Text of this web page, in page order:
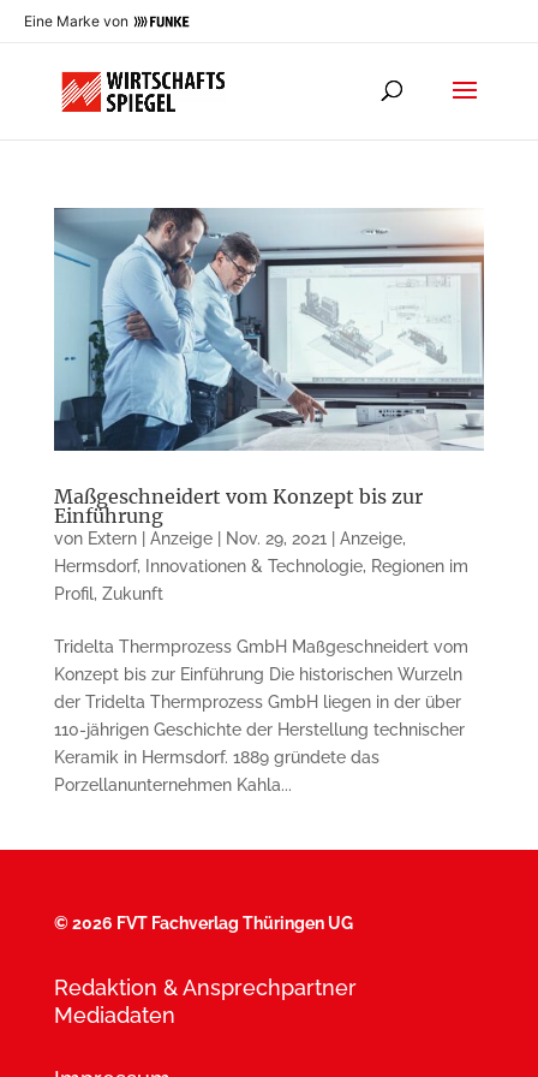
Eine Marke von
Maßgeschneidert vom Konzept bis zur
Einführung
von Extern | Anzeige| Nov. 29, 2021 | Anzeige,
Hermsdorf, Innovationen & Technologie, Regionen im
Profil, Zukunft
Tridelta Thermprozess GmbH Maßgeschneidert vom
Konzept bis zur Einführung Die historischen Wurzeln
der Tridelta Thermprozess GmbH liegen in der über
110-jährigen Geschichte der Herstellung technischer
Keramik in Hermsdorf. 1889 gründete das
Porzellanunternehmen Kahla...
©2026 FVT Fachverlag Thüringen UG
Redaktion & Ansprechpartner
Mediadaten